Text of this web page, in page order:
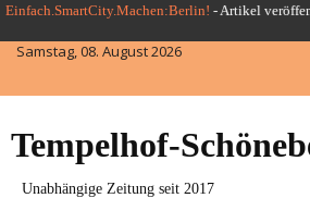
Skip
to
content
Einfach.SmartCity.Machen:Berlin! -Artikel
Samstag, 08. August 2026
Tempelhof-
Unabhängige Zeitung seit 2017